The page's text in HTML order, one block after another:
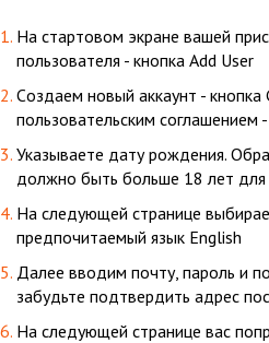
На стартовом экране вашей
пользователя - кнопка Add User
Cоздаем новый аккаунт -
пользовательским соглашением
Указываете дату рождения.
должно быть больше 18 лет для
На следующей странице
предпочитаемый язык English
Далее вводим почту, пароль и
забудьте подтвердить адрес
На следующей странице вас